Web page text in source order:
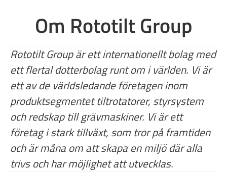
Om Rototilt Group
Rototilt Group är ett internationellt bolag med
ett flertal dotterbolag runt om i världen. Vi är
ett av de världsledande företagen inom
produktsegmentet tiltrotatorer, styrsystem
och redskap till grävmaskiner. Vi är ett
företag i stark tillväxt, som tror på framtiden
och är måna om att skapa en miljö där alla
trivs och har möjlighet att utvecklas.